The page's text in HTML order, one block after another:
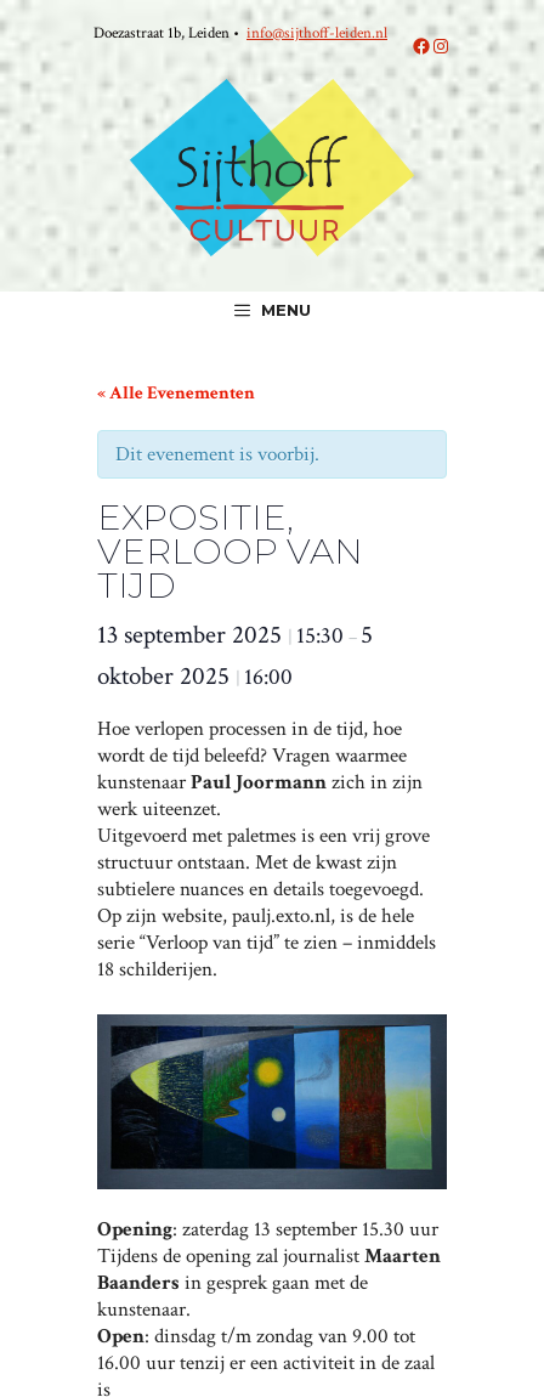
naar
de
inhoud
Doezastraat 1b, Leiden • info@sijthoff-leiden.nl Facebook
Instagram
MENU
« Alle Evenementen
Dit evenement is voorbij.
EXPOSITIE,
VERLOOP VAN
TIJD
13 september 2025 15:30 – 5
oktober 2025 16:00
Hoe verlopen processen in de tijd, hoe
wordt de tijd beleefd? Vragen waarmee
kunstenaarPaul Joormannzich in zijn
werk uiteenzet.
Uitgevoerd met paletmes is een vrij grove
structuur ontstaan. Met de kwast zijn
subtielere nuances en details toegevoegd.
Op zijn website, paulj.exto.nl, is de hele
serie “Verloop van tijd” te zien – inmiddels
18 schilderijen.
Opening: zaterdag 13 september 15.30 uur
Tijdens de opening zal journalistMaarten
Baanders in gesprek gaan met de
kunstenaar.
Open: dinsdag t/m zondag van 9.00 tot
16.00 uur tenzij er een activiteit in de zaal
is